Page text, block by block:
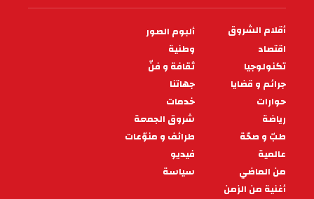
PIED
DE
PAGE
أقلام الشروق
ألبوم الصور
اقتصاد
وطنية
تكنولوجيا
ثقافة و فنّ
جرائم و قضايا
جهاتنا
حوارات
خدمات
رياضة
شروق الجمعة
طبّ و صحّة
طرائف و منوّعات
عالمية
فيديو
من الماضي
سياسة
أغنية من الزمن